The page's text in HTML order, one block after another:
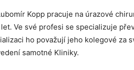
Kopp pracuje na úrazové
Ve své profesi se specializuje
ho považují jeho kolegové za
samotné Kliniky.